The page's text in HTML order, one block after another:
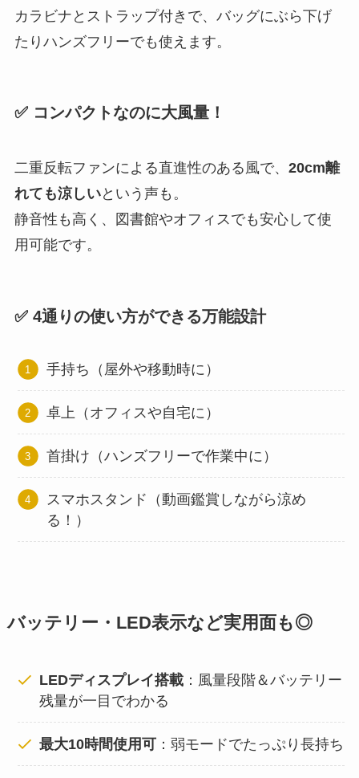
カラビナとストラップ付きで、バッグにぶら下げ
たりハンズフリーでも使えます。
✅ コンパクトなのに大風量！
二重反転ファンによる直進性のある風で、 20cm離
れても涼しいという声も。
静音性も高く、図書館やオフィスでも安心して使
用可能です。
✅ 4通りの使い方ができる万能設計
手持ち（屋外や移動時に）
卓上（オフィスや自宅に）
首掛け（ハンズフリーで作業中に）
スマホスタンド（動画鑑賞しながら涼め
る！）
バッテリー・LED表示など実用面も◎
LEDディスプレイ搭載 ：風量段階＆バッテリー
残量が一目でわかる
最大10時間使用可 ：弱モードでたっぷり長持ち